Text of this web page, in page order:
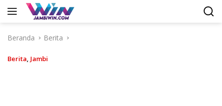
Langsung
Beranda
Berita
Berita, Jambi